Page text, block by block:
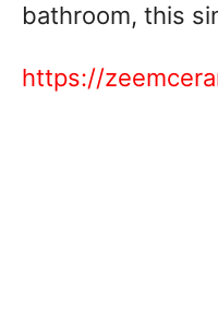
bathroom, this
https://